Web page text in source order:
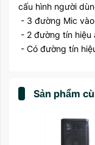
cấu hình người
- 3 đường Mic vào
- 2 đường tín hiệu
- Có đường tín
Sản phẩm